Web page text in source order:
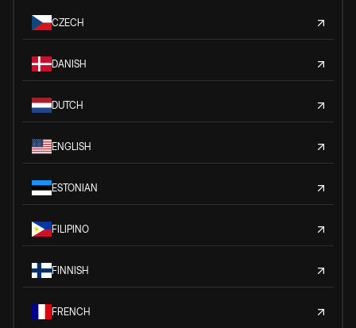
CZECH
DANISH
DUTCH
ENGLISH
ESTONIAN
FILIPINO
FINNISH
FRENCH